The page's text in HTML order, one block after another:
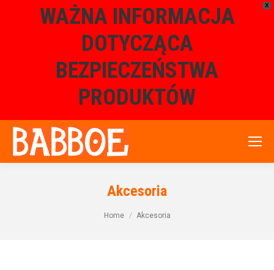
X
WAŻNA INFORMACJA
DOTYCZĄCA
BEZPIECZEŃSTWA
PRODUKTÓW
Akcesoria
Home Akcesoria